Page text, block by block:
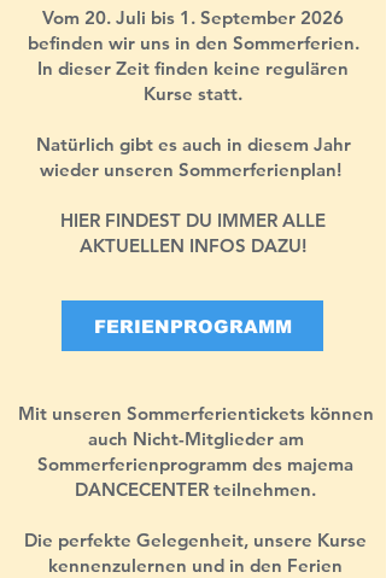
Vom 20. Juli bis 1. September 2026
befinden wir uns in den Sommerferien.
In dieser Zeit finden keine regulären
Kurse statt.
Natürlich gibt es auch in diesem Jahr
wieder unseren Sommerferienplan!
HIER FINDEST DU IMMER ALLE
AKTUELLEN INFOS DAZU!
FERIENPROGRAMM
Mit unseren Sommerferientickets können
auch Nicht-Mitglieder am
Sommerferienprogramm des majema
DANCECENTER teilnehmen.
Die perfekte Gelegenheit, unsere Kurse
kennenzulernen und in den Ferien